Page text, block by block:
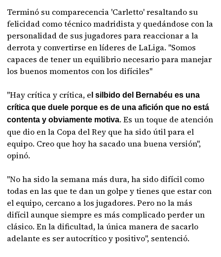
Terminó su comparecencia 'Carletto' resaltando su
felicidad como técnico madridista y quedándose con la
personalidad de sus jugadores para reaccionar a la
derrota y convertirse en líderes de LaLiga. "Somos
capaces de tener un equilibrio necesario para manejar
los buenos momentos con los difíciles"
"Hay crítica y crítica, e l silbido del Bernabéu es una
crítica que duele porque es de una afición que no está
contenta y obviamente motiva. Es un toque de atención
que dio en la Copa del Rey que ha sido útil para el
equipo. Creo que hoy ha sacado una buena versión",
opinó.
"No ha sido la semana más dura, ha sido difícil como
todas en las que te dan un golpe y tienes que estar con
el equipo, cercano a los jugadores. Pero no la más
difícil aunque siempre es más complicado perder un
clásico. En la dificultad, la única manera de sacarlo
adelante es ser autocrítico y positivo", sentenció.